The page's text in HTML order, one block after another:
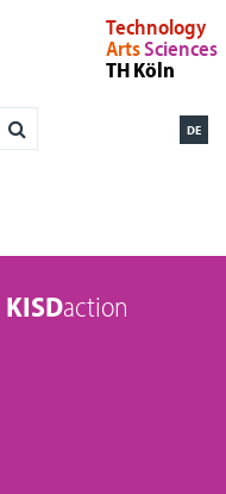
Technology
ArtsSciences
TH Köln
DE
KISDaction